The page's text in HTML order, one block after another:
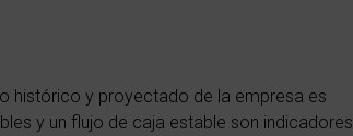
histórico y proyectado de la empresa es
y un flujo de caja estable son indicadores